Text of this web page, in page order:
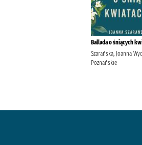
Ballada o śniących
Szarańska, Joanna
Poznańskie